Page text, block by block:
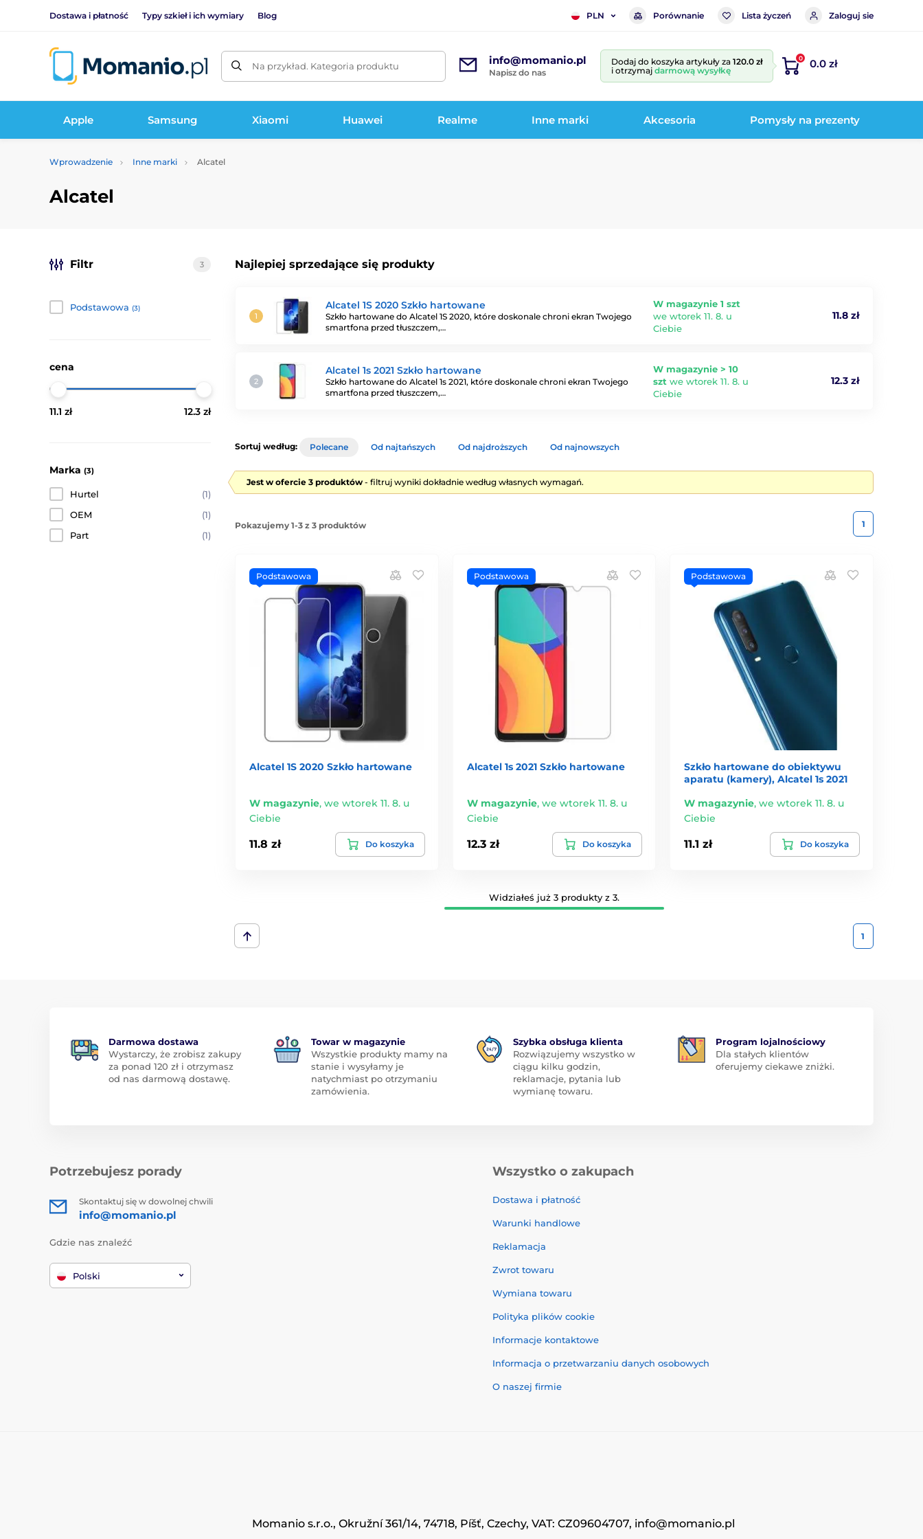
Dostawa i płatność Typy szkieł i ich wymiary Blog PLN Porównanie Lista życzeń Zaloguj sie
Na przykład. Kategoria produktu info@momanio.pl
Napisz do nas
Dodaj do koszyka artykuły za 120.0 zł
i otrzymaj darmową wysyłkę
0 0.0 zł
Apple Samsung Xiaomi Huawei Realme Inne marki Akcesoria Pomysły na prezenty
Wprowadzenie Inne marki Alcatel
Alcatel
Najlepiej sprzedające się produkty
Alcatel 1S 2020 Szkło hartowane
Szkło hartowane do Alcatel 1S 2020, które doskonale chroni ekran Twojego
smartfona przed tłuszczem,…
W magazynie 1 szt
we wtorek 11. 8. u
Ciebie
11.8 zł
Alcatel 1s 2021 Szkło hartowane
Szkło hartowane do Alcatel 1s 2021, które doskonale chroni ekran Twojego
smartfona przed tłuszczem,…
W magazynie > 10
szt we wtorek 11. 8. u
Ciebie
12.3 zł
Filtr 3
Podstawowa (3)
cena
11.1 zł 12.3 zł
Marka (3)
Hurtel
(1)
OEM
(1)
Part
(1)
Sortuj według: Polecane Od najtańszych Od najdroższych Od najnowszych
Jest w ofercie 3 produktów - filtruj wyniki dokładnie według własnych wymagań.
Pokazujemy 1-3 z 3 produktów 1
Podstawowa
Alcatel 1S 2020 Szkło hartowane
W magazynie, we wtorek 11. 8. u
Ciebie
11.8 zł Do koszyka
Podstawowa
Alcatel 1s 2021 Szkło hartowane
W magazynie, we wtorek 11. 8. u
Ciebie
12.3 zł Do koszyka
Podstawowa
Szkło hartowane do obiektywu
aparatu (kamery), Alcatel 1s 2021
W magazynie,we wtorek 11. 8. u
Ciebie
11.1 zł Do koszyka
Widziałeś już 3 produkty z 3.
1
Darmowa dostawa
Wystarczy, że zrobisz zakupy
za ponad 120 zł i otrzymasz
od nas darmową dostawę.
Towar w magazynie
Wszystkie produkty mamy na
stanie i wysyłamy je
natychmiast po otrzymaniu
zamówienia.
Szybka obsługa klienta
Rozwiązujemy wszystko w
ciągu kilku godzin,
reklamacje, pytania lub
wymianę towaru.
Program lojalnościowy
Dla stałych klientów
oferujemy ciekawe zniżki.
Potrzebujesz porady
Skontaktuj się w dowolnej chwili
info@momanio.pl
Gdzie nas znaleźć
Polski
Wszystko o zakupach
Dostawa i płatność
Warunki handlowe
Reklamacja
Zwrot towaru
Wymiana towaru
Polityka plików cookie
Informacje kontaktowe
Informacja o przetwarzaniu danych osobowych
O naszej firmie
Momanio s.r.o., Okružní 361/14, 74718, Píšť, Czechy, VAT: CZ09604707, info@momanio.pl